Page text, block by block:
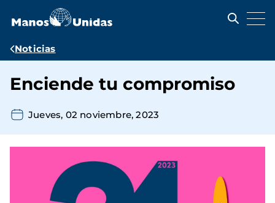
contenido
Ruta
navegación
Noticias
Enciende tu compromiso
Jueves, 02 noviembre, 2023